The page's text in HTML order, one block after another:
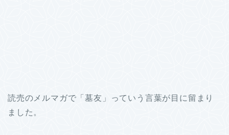
読売のメルマガで「墓友」っていう言葉が目に留まり
ました。